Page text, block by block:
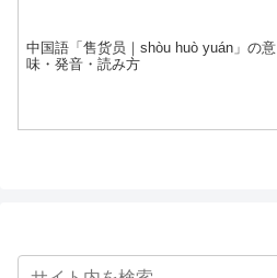
中国語「售货员｜shòu huò yuán」の意
味・発音・読み方